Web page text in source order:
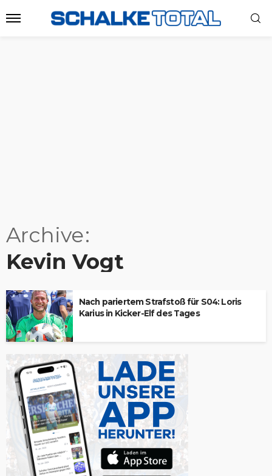
Archive
Kevin Vogt
Nach pariertem Strafstoß für S04: Loris
Karius in Kicker-Elf des Tages